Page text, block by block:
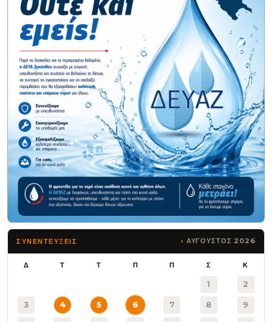
ΣΥΝΕΝΤΕΥΞΕΙΣ ΑΥΓΟΥΣΤΟΣ 2026
Δ Τ Τ Π Π Σ Κ
1 2
3 4 5 6 7 8 9